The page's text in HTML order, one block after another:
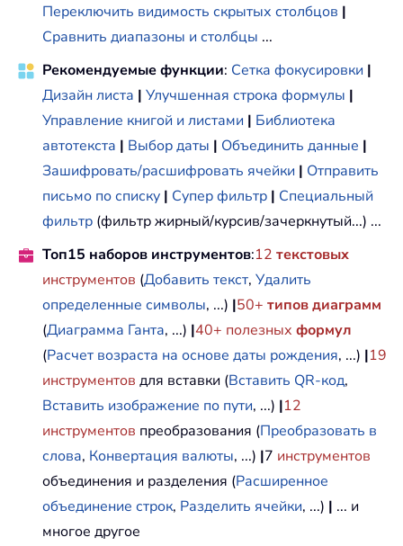
Переключить видимость скрытых столбцов |
Сравнить диапазоны и столбцы ...
Рекомендуемые функции: Сетка фокусировки |
Дизайн листа | Улучшенная строка формулы |
Управление книгой и листами | Библиотека
автотекста | Выбор даты | Объединить данные |
Зашифровать/расшифровать ячейки | Отправить
письмо по списку | Супер фильтр | Специальный
фильтр (фильтр жирный/курсив/зачеркнутый...) ...
Топ15 наборов инструментов:12 текстовых
инструментов (Добавить текст, Удалить
определенные символы, ...) |50+ типов диаграмм
(Диаграмма Ганта, ...) |40+ полезных формул
(Расчет возраста на основе даты рождения, ...) |19
инструментов для вставки (Вставить QR-код,
Вставить изображение по пути, ...) |12
инструментов преобразования (Преобразовать в
слова, Конвертация валюты, ...) |7 инструментов
объединения и разделения (Расширенное
объединение строк, Разделить ячейки, ...) | ... и
многое другое